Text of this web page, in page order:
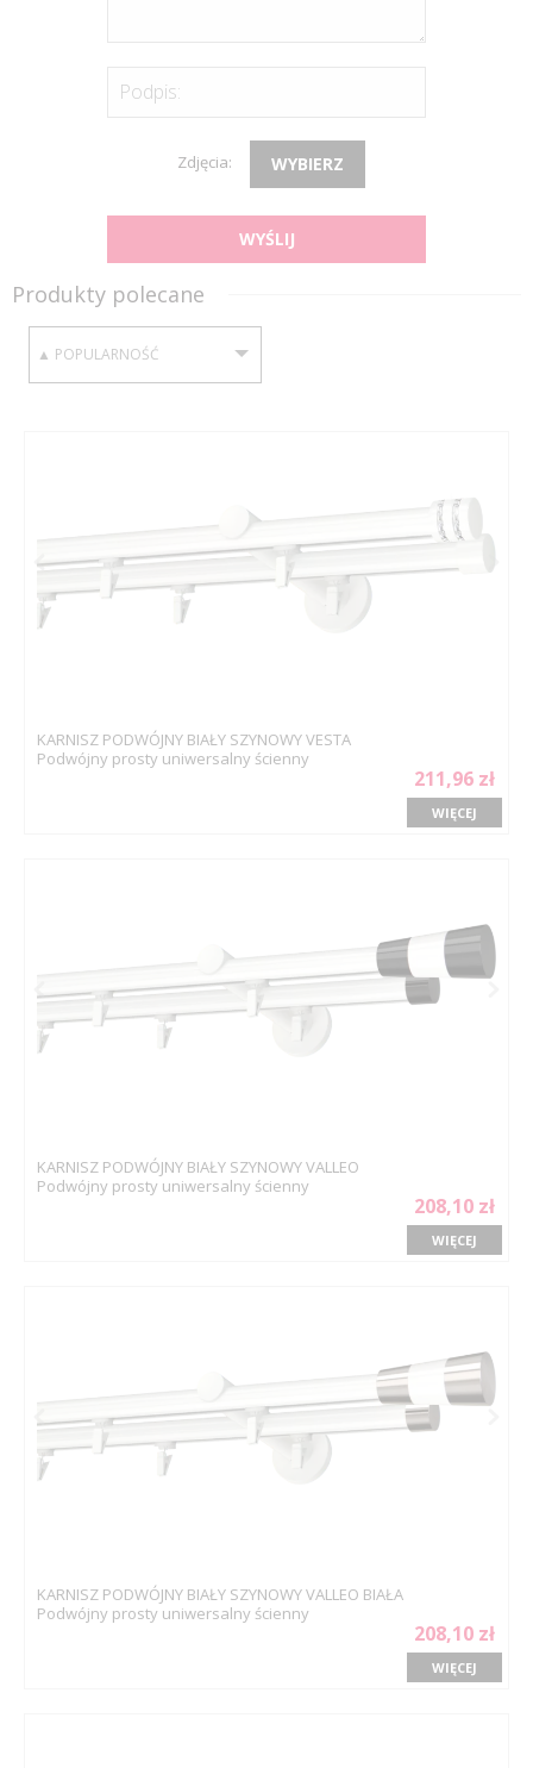
Podpis:
Zdjęcia: WYBIERZ
WYŚLIJ
Produkty polecane
SORTUJ WEDŁUG:
KARNISZ PODWÓJNY BIAŁY SZYNOWY VESTA
Podwójny prosty uniwersalny ścienny
211,96 zł
WIĘCEJ
KARNISZ PODWÓJNY BIAŁY SZYNOWY VALLEO
Podwójny prosty uniwersalny ścienny
208,10 zł
WIĘCEJ
KARNISZ PODWÓJNY BIAŁY SZYNOWY VALLEO BIAŁA
Podwójny prosty uniwersalny ścienny
208,10 zł
WIĘCEJ